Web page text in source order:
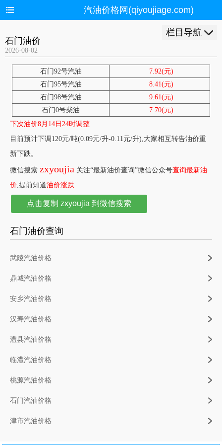
汽油价格网(qiyoujiage.com)
栏目导航
石门油价
2026-08-02
石门92号汽油
7.92(元)
石门95号汽油
8.41(元)
石门98号汽油
9.61(元)
石门0号柴油
7.70(元)
下次油价8月14日24时调整
目前预计下调120元/吨(0.09元/升-0.11元/升),大家相互转告油价重
新下跌。
微信搜索 zxyoujia 关注“最新油价查询”微信公众号查询最新油
价,提前知道油价涨跌
点击复制 zxyoujia 到微信搜索
石门油价查询
武陵汽油价格
鼎城汽油价格
安乡汽油价格
汉寿汽油价格
澧县汽油价格
临澧汽油价格
桃源汽油价格
石门汽油价格
津市汽油价格